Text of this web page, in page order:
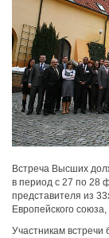
Встреча Высших
в период с 27 по 28
представителя из
Европейского
Участникам